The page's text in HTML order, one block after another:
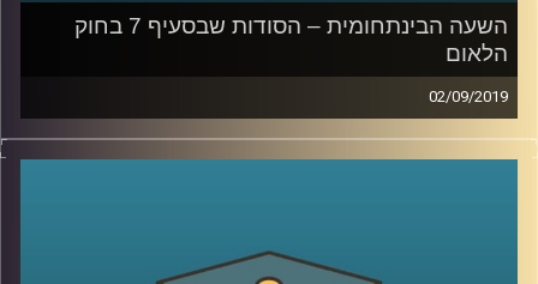
השעה הבינתחומית – הסודות שבסעיף 7 בחוק
הלאום
02/09/2019
ביולי 2018 עבר בכנסת, ברוב של 62 חברי